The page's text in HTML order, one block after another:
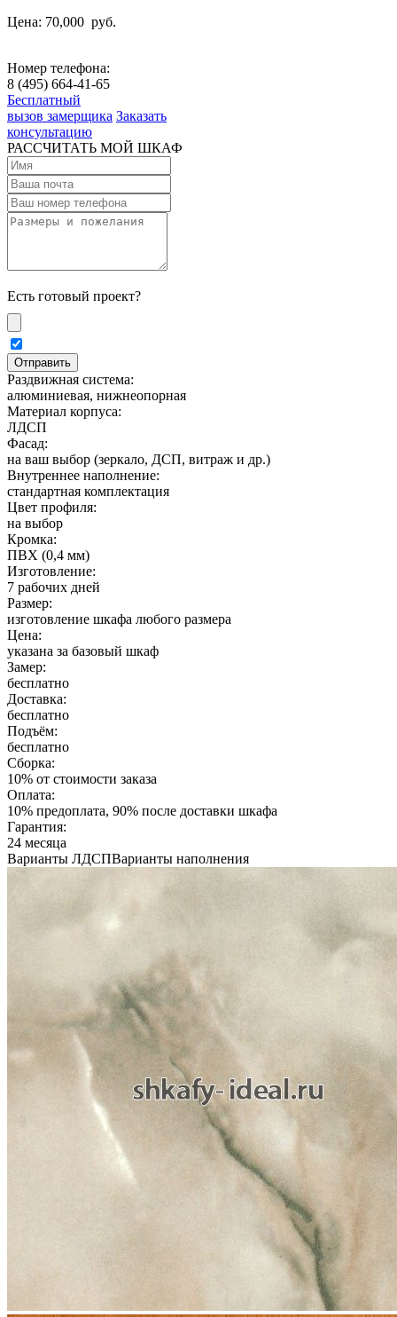
Цена: 70,000 руб.
Номер телефона:
8 (495) 664-41-65
Бесплатный
вызов замерщика Заказать
консультацию
РАССЧИТАТЬ МОЙ ШКАФ
Есть готовый проект?
Раздвижная система:
алюминиевая, нижнеопорная
Материал корпуса:
ЛДСП
Фасад:
на ваш выбор (зеркало, ДСП, витраж и др.)
Внутреннее наполнение:
стандартная комплектация
Цвет профиля:
на выбор
Кромка:
ПВХ (0,4 мм)
Изготовление:
7 рабочих дней
Размер:
изготовление шкафа любого размера
Цена:
указана за базовый шкаф
Замер:
бесплатно
Доставка:
бесплатно
Подъём:
бесплатно
Сборка:
10% от стоимости заказа
Оплата:
10% предоплата, 90% после доставки шкафа
Гарантия:
24 месяца
Варианты ЛДСПВарианты наполнения